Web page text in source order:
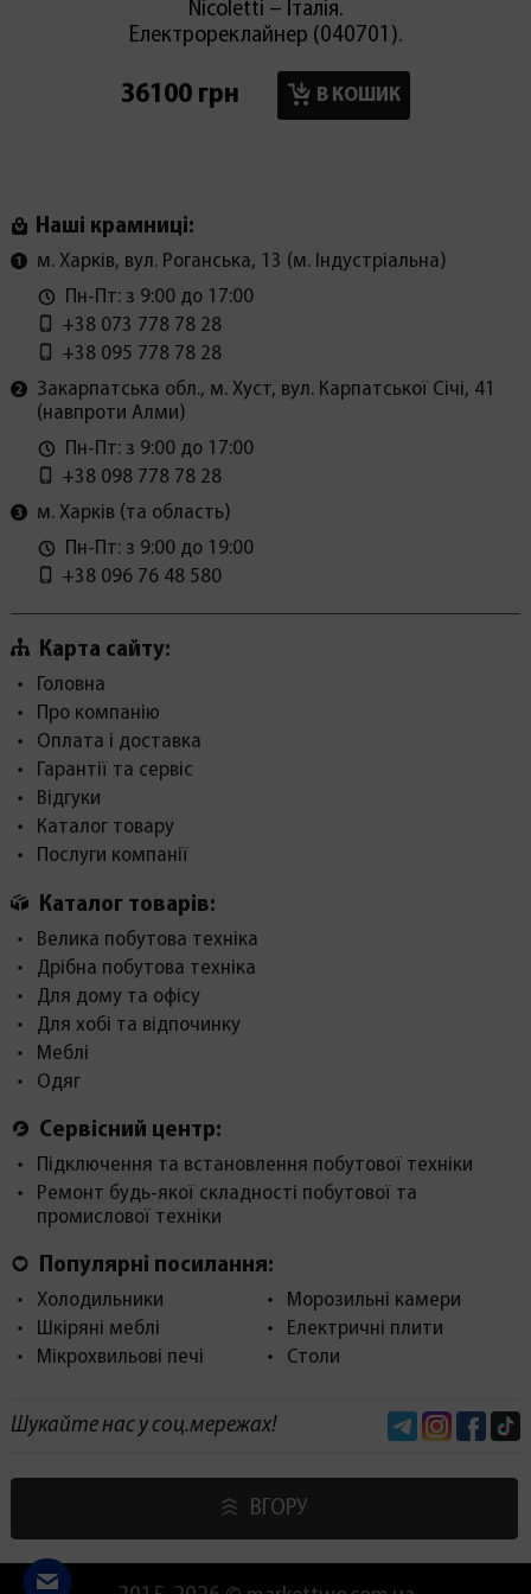
Nicoletti – Італія.
Електрореклайнер (040701).
36100 грн В КОШИК
Наші крамниці:
м. Харків, вул. Роганська, 13 (м. Індустріальна)
Пн-Пт: з 9:00 до 17:00
+38 073 778 78 28
+38 095 778 78 28
Закарпатська обл., м. Хуст, вул. Карпатської Січі, 41
(навпроти Алми)
Пн-Пт: з 9:00 до 17:00
+38 098 778 78 28
м. Харків (та область)
Пн-Пт: з 9:00 до 19:00
+38 096 76 48 580
Карта сайту:
Головна
Про компанію
Оплата і доставка
Гарантії та сервіс
Відгуки
Каталог товару
Послуги компанії
Каталог товарів:
Велика побутова техніка
Дрібна побутова техніка
Для дому та офісу
Для хобі та відпочинку
Меблі
Одяг
Сервісний центр:
Підключення та встановлення побутової техніки
Ремонт будь-якої складності побутової та
промислової техніки
Популярні посилання:
Холодильники
Шкіряні меблі
Мікрохвильові печі
Морозильні камери
Електричні плити
Столи
Шукайте нас у соц.мережах! TelegramInstagram
ВГОРУ